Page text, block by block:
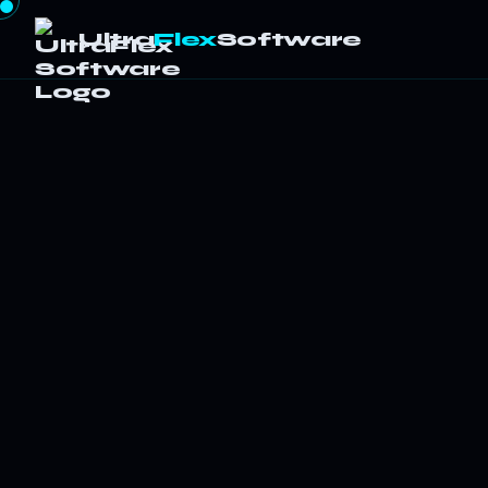
UltraFlexSoftware